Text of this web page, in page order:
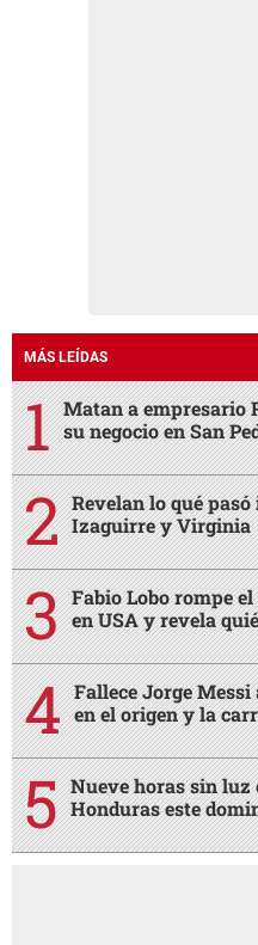
MÁS LEÍDAS
Matan a empresario
su negocio en San
Revelan lo qué
Izaguirre y Virginia
Fabio Lobo rompe
en USA y revela
Fallece Jorge
en el origen y la
Nueve horas sin luz
Honduras este